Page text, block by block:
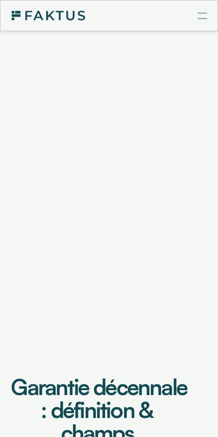
Demander une démo
Prévisionnel de trésorerie
Garantie décennale
: définition &